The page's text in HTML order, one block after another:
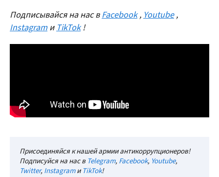
Подписывайся на нас вFacebook ,Youtube ,
Instagram иTikTok !
Присоединяйся к нашей армии антикоррупционеров!
Подписуйся на нас в Telegram, Facebook, Youtube,
Twitter, InstagramиTikTok!